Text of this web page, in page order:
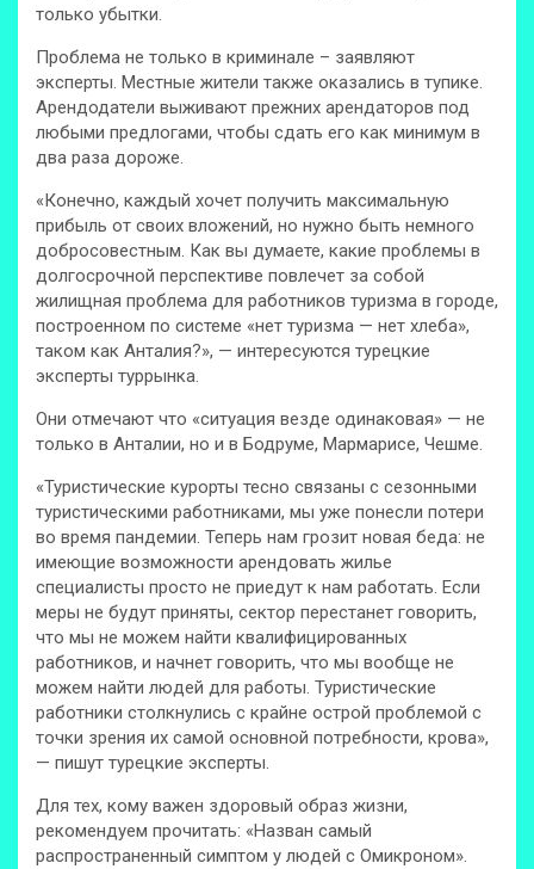
только убытки.
Проблема не только в криминале – заявляют
эксперты. Местные жители также оказались в тупике.
Арендодатели выживают прежних арендаторов под
любыми предлогами, чтобы сдать его как минимум в
два раза дороже.
«Конечно, каждый хочет получить максимальную
прибыль от своих вложений, но нужно быть немного
добросовестным. Как вы думаете, какие проблемы в
долгосрочной перспективе повлечет за собой
жилищная проблема для работников туризма в городе,
построенном по системе «нет туризма — нет хлеба»,
таком как Анталия?», — интересуются турецкие
эксперты туррынка.
Они отмечают что «ситуация везде одинаковая» — не
только в Анталии, но и в Бодруме, Мармарисе, Чешме.
«Туристические курорты тесно связаны с сезонными
туристическими работниками, мы уже понесли потери
во время пандемии. Теперь нам грозит новая беда: не
имеющие возможности арендовать жилье
специалисты просто не приедут к нам работать. Если
меры не будут приняты, сектор перестанет говорить,
что мы не можем найти квалифицированных
работников, и начнет говорить, что мы вообще не
можем найти людей для работы. Туристические
работники столкнулись с крайне острой проблемой с
точки зрения их самой основной потребности, крова»,
— пишут турецкие эксперты.
Для тех, кому важен здоровый образ жизни,
рекомендуем прочитать: «Назван самый
распространенный симптом у людей с Омикроном».